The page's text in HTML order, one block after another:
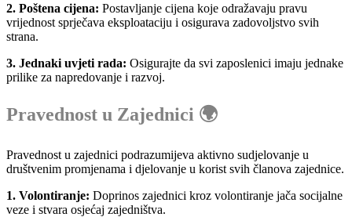
2. Poštena cijena: Postavljanje cijena koje odražavaju pravu
vrijednost sprječava eksploataciju i osigurava zadovoljstvo svih
strana.
3. Jednaki uvjeti rada: Osigurajte da svi zaposlenici imaju jednake
prilike za napredovanje i razvoj.
Pravednost u Zajednici 🌍
Pravednost u zajednici podrazumijeva aktivno sudjelovanje u
društvenim promjenama i djelovanje u korist svih članova zajednice.
1. Volontiranje: Doprinos zajednici kroz volontiranje jača socijalne
veze i stvara osjećaj zajedništva.